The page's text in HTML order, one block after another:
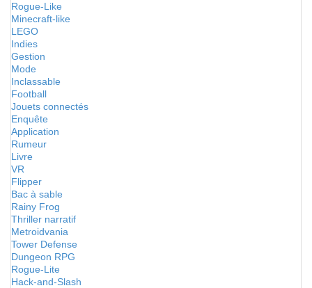
Rogue-Like
Minecraft-like
LEGO
Indies
Gestion
Mode
Inclassable
Football
Jouets connectés
Enquête
Application
Rumeur
Livre
VR
Flipper
Bac à sable
Rainy Frog
Thriller narratif
Metroidvania
Tower Defense
Dungeon RPG
Rogue-Lite
Hack-and-Slash